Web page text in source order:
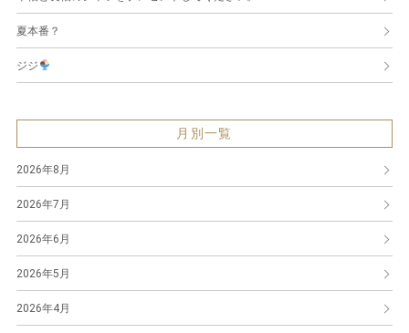
夏本番？
ジジ
月別一覧
2026年8月
2026年7月
2026年6月
2026年5月
2026年4月